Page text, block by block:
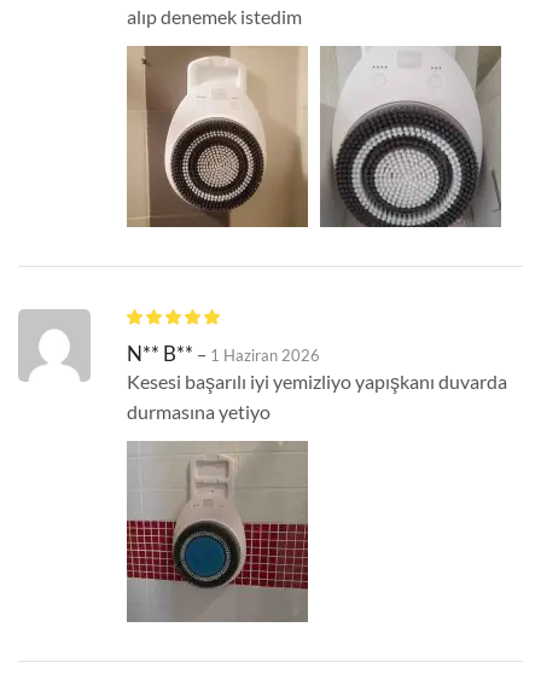
alıp denemek istedim
N** B** – 1 Haziran 2026
Kesesi başarılı iyi yemizliyo yapışkanı duvarda
durmasına yetiyo